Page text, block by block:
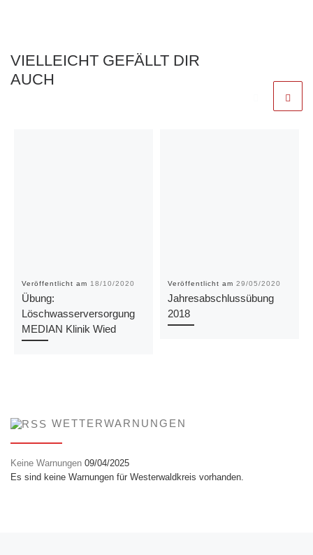
VIELLEICHT GEFÄLLT DIR
AUCH
Veröffentlicht am 18/10/2020
Übung:
Löschwasserversorgung
MEDIAN Klinik Wied
Veröffentlicht am 29/05/2020
Jahresabschlussübung
2018
WETTERWARNUNGEN
Keine Warnungen 09/04/2025
Es sind keine Warnungen für Westerwaldkreis vorhanden.